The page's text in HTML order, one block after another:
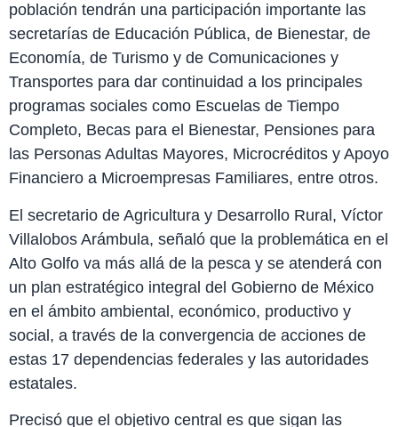
población tendrán una participación importante las
secretarías de Educación Pública, de Bienestar, de
Economía, de Turismo y de Comunicaciones y
Transportes para dar continuidad a los principales
programas sociales como Escuelas de Tiempo
Completo, Becas para el Bienestar, Pensiones para
las Personas Adultas Mayores, Microcréditos y Apoyo
Financiero a Microempresas Familiares, entre otros.
El secretario de Agricultura y Desarrollo Rural, Víctor
Villalobos Arámbula, señaló que la problemática en el
Alto Golfo va más allá de la pesca y se atenderá con
un plan estratégico integral del Gobierno de México
en el ámbito ambiental, económico, productivo y
social, a través de la convergencia de acciones de
estas 17 dependencias federales y las autoridades
estatales.
Precisó que el objetivo central es que sigan las